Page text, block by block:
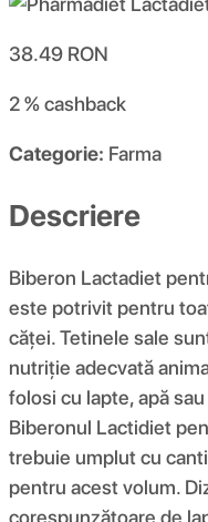
38.49 RON
2 %cashback
Categorie: Farma
Descriere
Biberon Lactadiet
este potrivit pentru
căței. Tetinele sale
nutriție adecvată
folosi cu lapte, apă
Biberonul Lactidiet
trebuie umplut cu
pentru acest volum.
corespunzătoare de